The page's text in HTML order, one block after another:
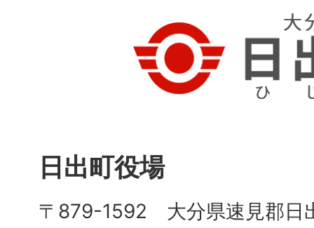
日出町役場
〒879-1592 大分県速見郡日